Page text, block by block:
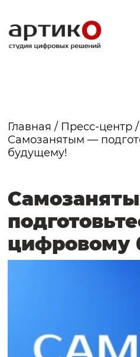
Главная / Пресс-центр /
Самозанятым —
будущему!
цифровому